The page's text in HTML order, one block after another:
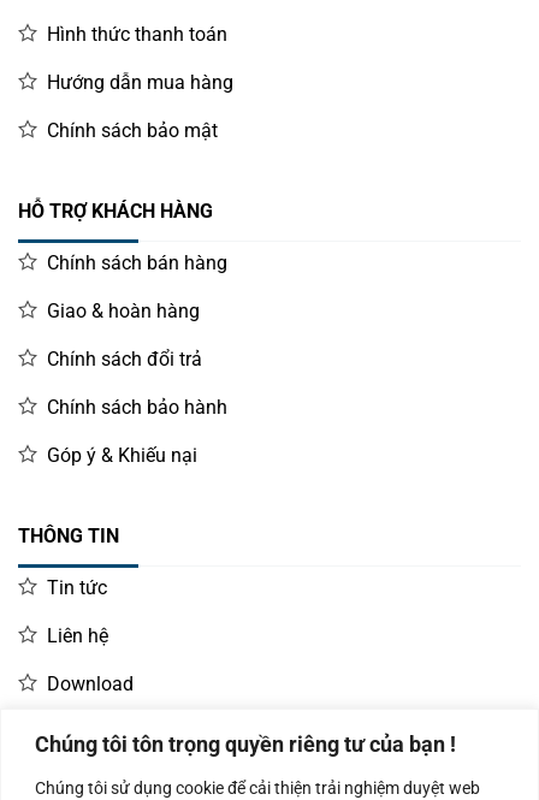
Chúng tôi tôn trọng quyền riêng tư của bạn !
Chúng tôi sử dụng cookie để cải thiện trải nghiệm duyệt web
Hình thức thanh toán
Hướng dẫn mua hàng
Chính sách bảo mật
HỖ TRỢ KHÁCH HÀNG
Chính sách bán hàng
Giao & hoàn hàng
Chính sách đổi trả
Chính sách bảo hành
Góp ý & Khiếu nại
THÔNG TIN
Tin tức
Liên hệ
Download
LIÊN HỆ MUA HÀNG